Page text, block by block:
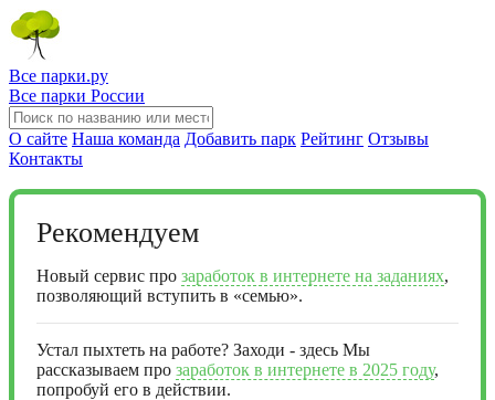
Все парки.ру
Все парки России
О сайте Наша команда Добавить парк Рейтинг Отзывы
Контакты
Рекомендуем
Новый сервис про заработок в интернете на заданиях,
позволяющий вступить в «семью».
Устал пыхтеть на работе? Заходи - здесь Мы
рассказываем про заработок в интернете в 2025 году,
попробуй его в действии.